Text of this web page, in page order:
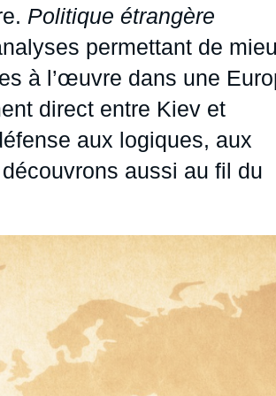
Moyen-Orient
Politique étrangère
permettant de
à l’œuvre dans une
direct entre Kiev et
aux logiques, aux
aussi au fil du